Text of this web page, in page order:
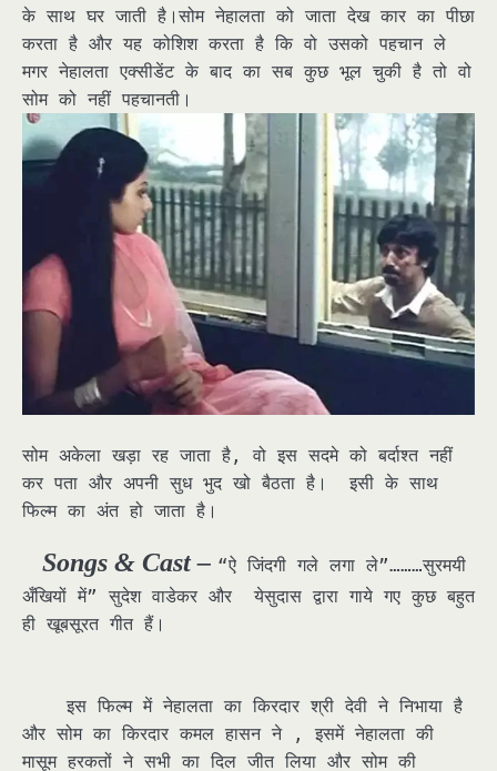
के साथ घर जाती है।सोम नेहालता को जाता देख कार का पीछा
करता है और यह कोशिश करता है कि वो उसको पहचान ले
मगर नेहालता एक्सीडेंट के बाद का सब कुछ भूल चुकी है तो वो
सोम को नहीं पहचानती।
सोम अकेला खड़ा रह जाता है, वो इस सदमे को बर्दाश्त नहीं
कर पता और अपनी सुध भुद खो बैठता है। इसी के साथ
फिल्म का अंत हो जाता है।
Songs & Cast – “ऐ जिंदगी गले लगा ले”………सुरमयी
अँखियों में” सुदेश वाडेकर और येसुदास द्वारा गाये गए कुछ बहुत
ही खूबसूरत गीत हैं।
इस फिल्म में नेहालता का किरदार श्री देवी ने निभाया है
और सोम का किरदार कमल हासन ने , इसमें नेहालता की
मासूम हरकतों ने सभी का दिल जीत लिया और सोम की